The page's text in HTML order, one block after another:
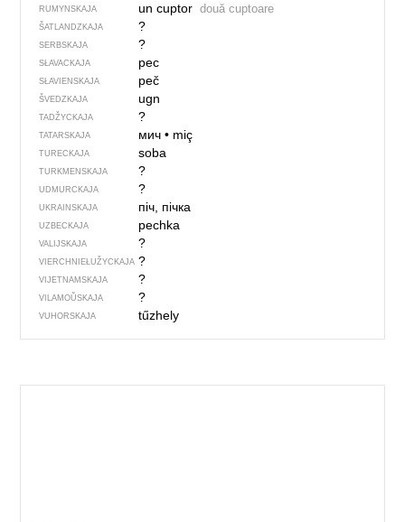
RUMYNSKAJA un cuptor două cuptoare
ŠATLANDZKAJA ?
SERBSKAJA ?
SŁAVACKAJA pec
SŁAVIENSKAJA peč
ŠVEDZKAJA ugn
TADŽYCKAJA ?
TATARSKAJA мич• miç
TURECKAJA soba
TURKMENSKAJA ?
UDMURCKAJA ?
UKRAINSKAJA піч, пічка
UZBECKAJA pechka
VALIJSKAJA ?
VIERCHNIE­ŁUŽYCKAJA ?
VIJETNAMSKAJA ?
VILAMOŬSKAJA ?
VUHORSKAJA tűzhely